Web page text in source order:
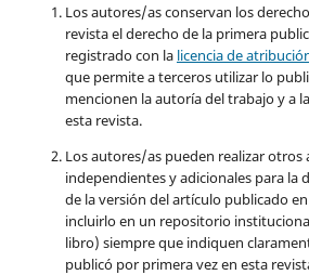
Los autores/as conservan los
revista el derecho de la primera
registrado con la licencia de
que permite a terceros utilizar lo
mencionen la autoría del trabajo y a
esta revista.
Los autores/as pueden realizar otros
independientes y adicionales para la
de la versión del artículo publicado
incluirlo en un repositorio
libro) siempre que indiquen
publicó por primera vez en esta